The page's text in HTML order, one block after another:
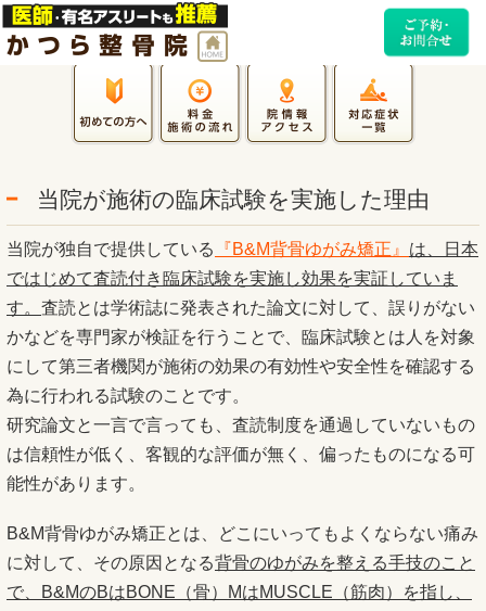
当院が施術の臨床試験を実施した理由
当院が独自で提供している 『B&M背骨ゆがみ矯正』 は、日本
ではじめて査読付き臨床試験を実施し効果を実証していま
す。 査読とは学術誌に発表された論文に対して、誤りがない
かなどを専門家が検証を行うことで、臨床試験とは人を対象
にして第三者機関が施術の効果の有効性や安全性を確認する
為に行われる試験のことです。
研究論文と一言で言っても、査読制度を通過していないもの
は信頼性が低く、客観的な評価が無く、偏ったものになる可
能性があります。
B&M背骨ゆがみ矯正とは、どこにいってもよくならない痛み
に対して、その原因となる背骨のゆがみを整える手技のこと
で、B&MのBはBONE（骨）MはMUSCLE（筋肉）を指し、